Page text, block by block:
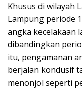
Khusus di wilayah
Lampung periode
angka kecelakaan
dibandingkan
itu, pengamanan
berjalan kondusif
menonjol seperti